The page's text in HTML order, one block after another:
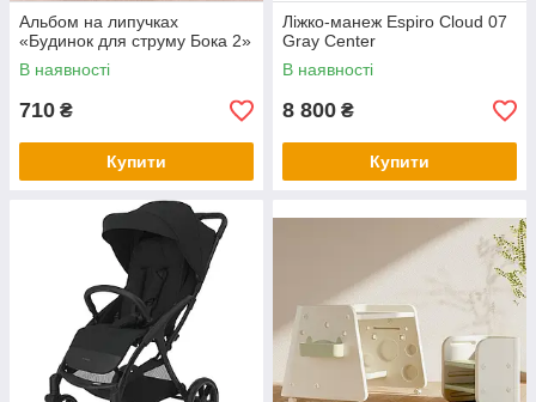
Альбом на липучках
«Будинок для струму Бока 2»
В наявності
710 ₴
Купити
Ліжко-манеж Espiro Cloud 07
Gray Center
В наявності
8 800 ₴
Купити